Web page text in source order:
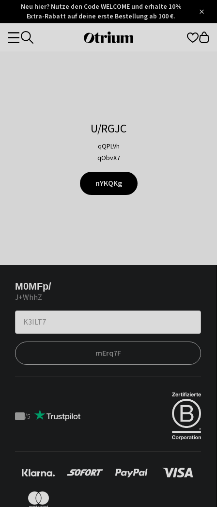
Otrium
Trustpilot
Neu hier? Nutze den Code WELCOME und erhalte 10%
Extra-Rabatt auf deine erste Bestellung ab 100 €.
Otrium
Categories
U/RGJC
qQPLVh
qObvX7
nYKQKg
M0MFp/
J+WhhZ
mErq7F
Trustpilot
/5